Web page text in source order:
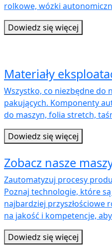
rolkowe, wózki
Dowiedz się więcej
Materiały
Wszystko, co niezbędne do
pakujących. Komponenty
do maszyn, folia stretch,
Dowiedz się więcej
Zobacz nasze
Zautomatyzuj procesy
Poznaj technologie, które
najbardziej przyszłościowe
na jakość i kompetencje,
Dowiedz się więcej